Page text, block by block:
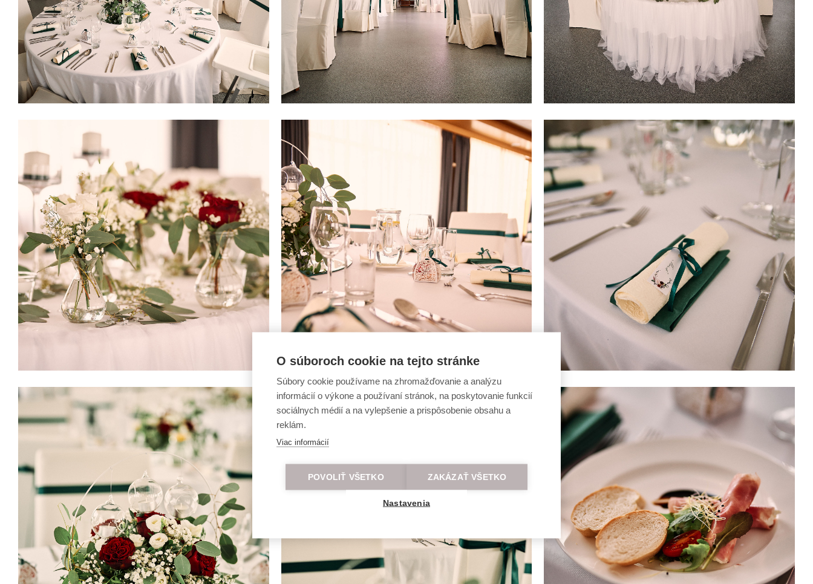
O súboroch cookie na tejto stránke
Súbory cookie používame na zhromažďovanie a analýzu
informácií o výkone a používaní stránok, na poskytovanie funkcií
sociálnych médií a na vylepšenie a prispôsobenie obsahu a
reklám.
Viac informácií
POVOLIŤ VŠETKO ZAKÁZAŤ VŠETKO
Nastavenia